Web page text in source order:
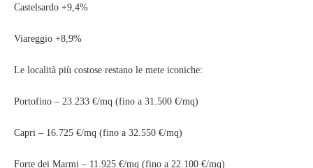
Castelsardo +9,4%
Viareggio +8,9%
Le località più costose restano le mete iconiche:
Portofino – 23.233 €/mq (fino a 31.500 €/mq)
Capri – 16.725 €/mq (fino a 32.550 €/mq)
Forte dei Marmi – 11.925 €/mq (fino a 22.100 €/mq)